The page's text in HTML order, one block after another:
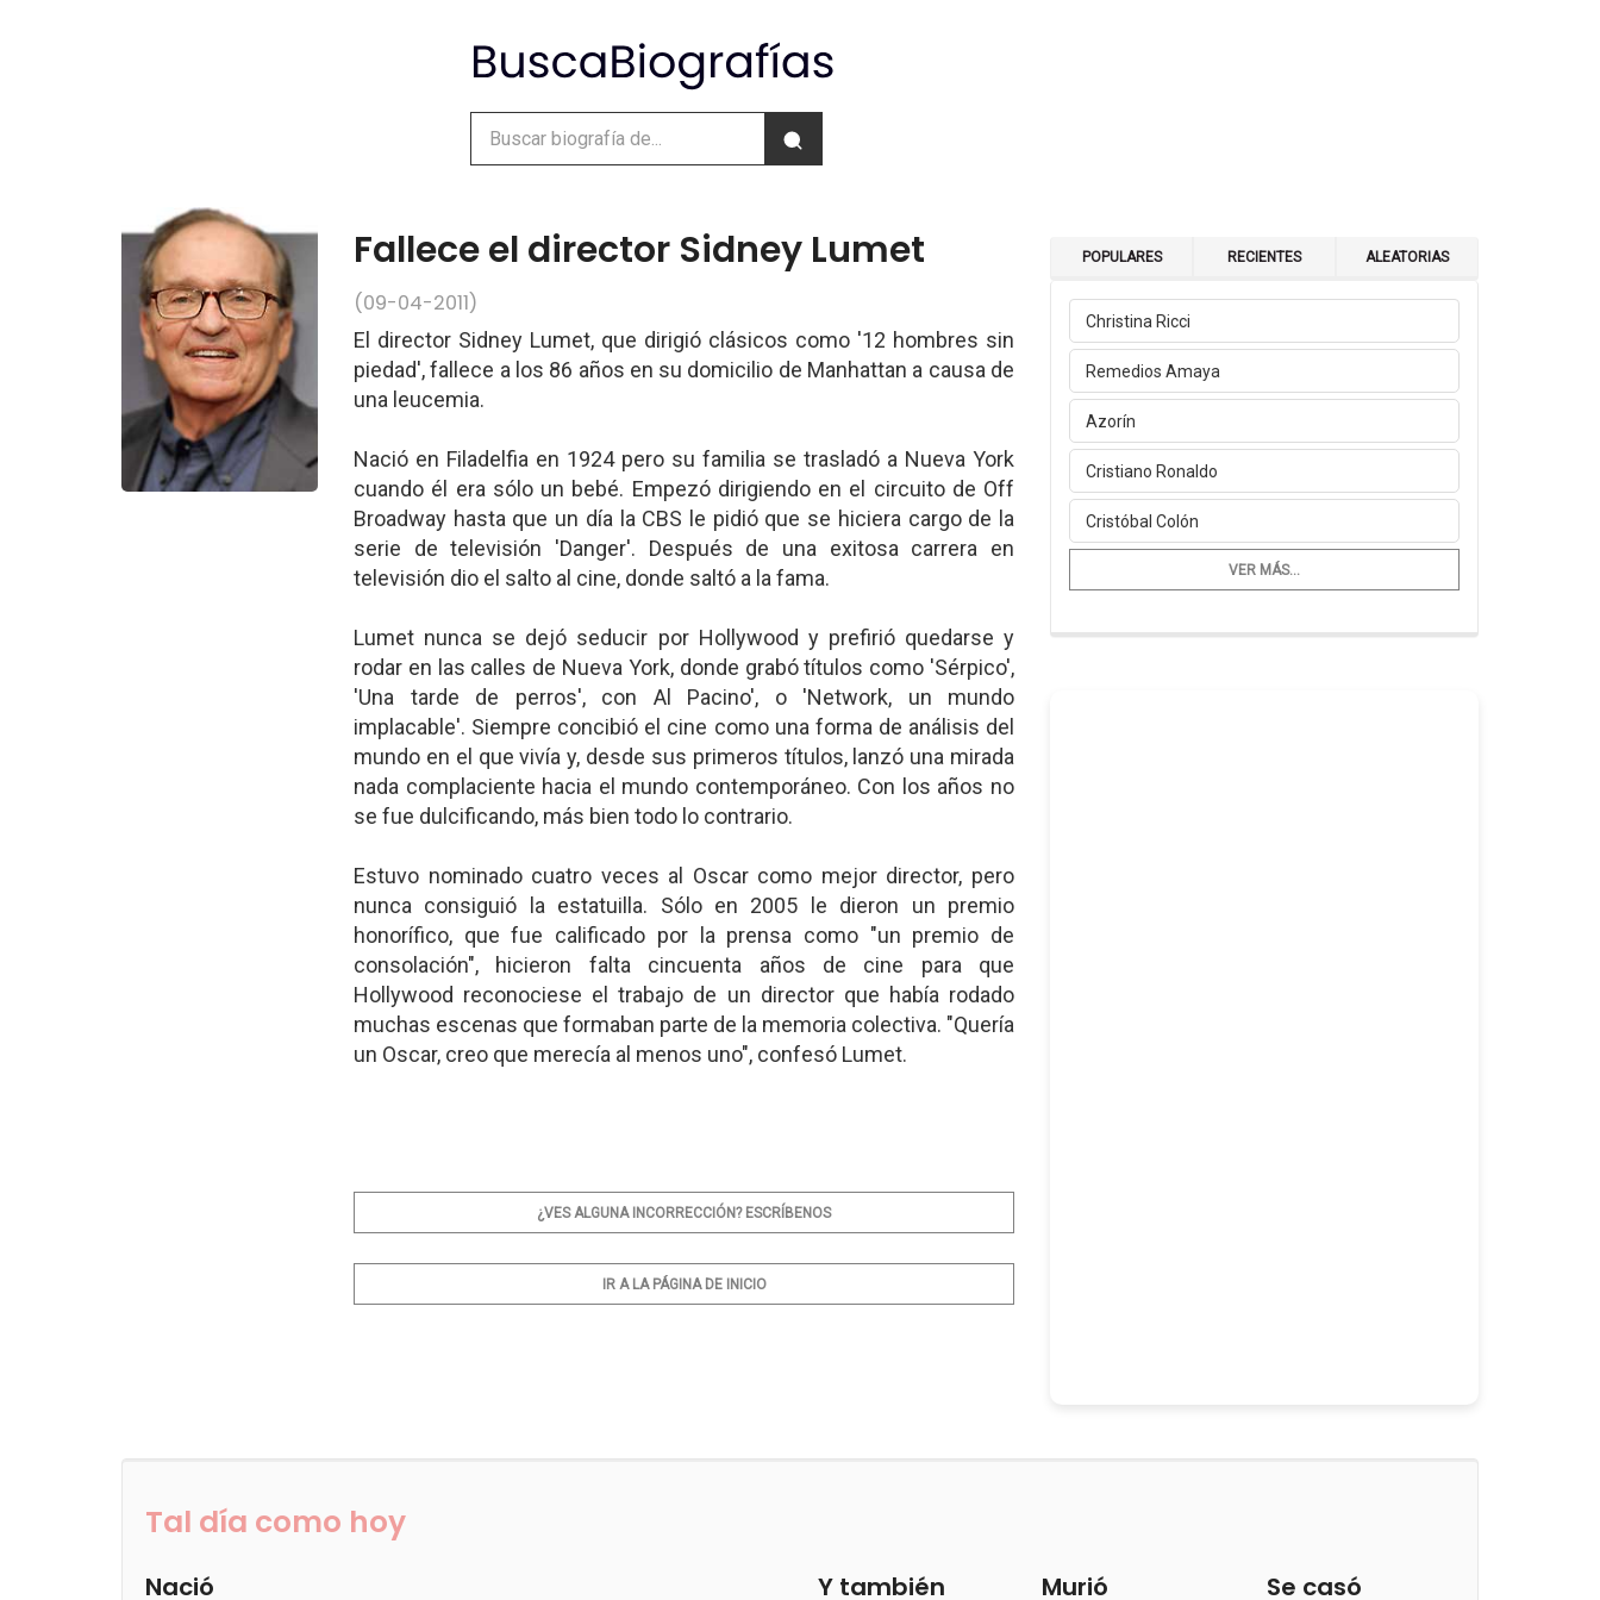
Fallece el director Sidney Lumet
(09-04-2011)
El director Sidney Lumet, que dirigió clásicos como '12 hombres sin
piedad', fallece a los 86 años en su domicilio de Manhattan a causa de
una leucemia.
Nació en Filadelfia en 1924 pero su familia se trasladó a Nueva York
cuando él era sólo un bebé. Empezó dirigiendo en el circuito de Off
Broadway hasta que un día la CBS le pidió que se hiciera cargo de la
serie de televisión 'Danger'. Después de una exitosa carrera en
televisión dio el salto al cine, donde saltó a la fama.
Lumet nunca se dejó seducir por Hollywood y prefirió quedarse y
rodar en las calles de Nueva York, donde grabó títulos como 'Sérpico',
'Una tarde de perros', con Al Pacino', o 'Network, un mundo
implacable'. Siempre concibió el cine como una forma de análisis del
mundo en el que vivía y, desde sus primeros títulos, lanzó una mirada
nada complaciente hacia el mundo contemporáneo. Con los años no
se fue dulcificando, más bien todo lo contrario.
Estuvo nominado cuatro veces al Oscar como mejor director, pero
nunca consiguió la estatuilla. Sólo en 2005 le dieron un premio
honorífico, que fue calificado por la prensa como "un premio de
consolación", hicieron falta cincuenta años de cine para que
Hollywood reconociese el trabajo de un director que había rodado
muchas escenas que formaban parte de la memoria colectiva. "Quería
un Oscar, creo que merecía al menos uno", confesó Lumet.
¿VES ALGUNA INCORRECCIÓN? ESCRÍBENOS
IR A LA PÁGINA DE INICIO
POPULARES RECIENTES ALEATORIAS
Christina Ricci
Remedios Amaya
Azorín
Cristiano Ronaldo
Cristóbal Colón
VER MÁS...
Tal día como hoy
Nació Y también Murió Se casó